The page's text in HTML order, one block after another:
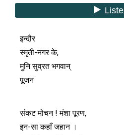
इन्दौर
स्मृती-नगर के,
मुनि सुव्रत भगवान्
पूजन
संकट मोचन ! मंशा पूरण,
इन-सा कहाँ जहान ।